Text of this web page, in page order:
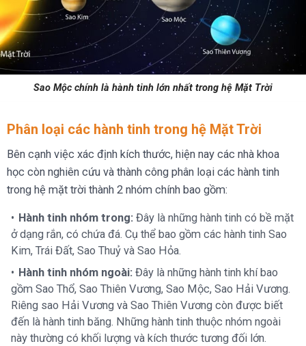
Sao Mộc chính là hành tinh lớn nhất trong hệ Mặt Trời
Phân loại các hành tinh trong hệ Mặt Trời
Bên cạnh việc xác định kích thước, hiện nay các nhà khoa
học còn nghiên cứu và thành công phân loại các hành tinh
trong hệ mặt trời thành 2 nhóm chính bao gồm:
Hành tinh nhóm trong: Đây là những hành tinh có bề mặt
ở dạng rắn, có chứa đá. Cụ thể bao gồm các hành tinh Sao
Kim, Trái Đất, Sao Thuỷ và Sao Hỏa.
Hành tinh nhóm ngoài: Đây là những hành tinh khí bao
gồm Sao Thổ, Sao Thiên Vương, Sao Mộc, Sao Hải Vương.
Riêng sao Hải Vương và Sao Thiên Vương còn được biết
đến là hành tinh băng. Những hành tinh thuộc nhóm ngoài
này thường có khối lượng và kích thước tương đối lớn.